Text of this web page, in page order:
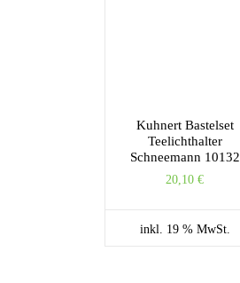
Kuhnert Bastelset
Teelichthalter
Schneemann 10132
20,10€
inkl. 19 % MwSt.